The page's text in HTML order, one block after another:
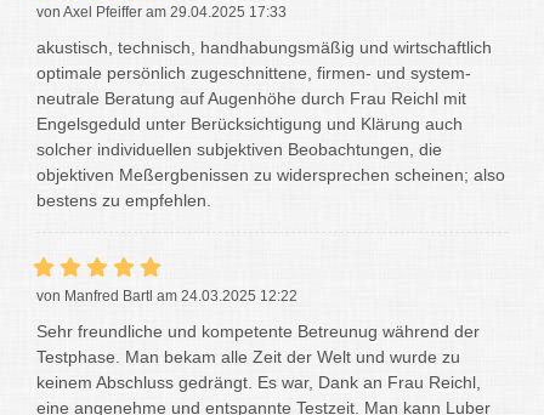
von Axel Pfeiffer am 29.04.2025 17:33
akustisch, technisch, handhabungsmäßig und wirtschaftlich
optimale persönlich zugeschnittene, firmen- und system-
neutrale Beratung auf Augenhöhe durch Frau Reichl mit
Engelsgeduld unter Berücksichtigung und Klärung auch
solcher individuellen subjektiven Beobachtungen, die
objektiven Meßergbenissen zu widersprechen scheinen; also
bestens zu empfehlen.
von Manfred Bartl am 24.03.2025 12:22
Sehr freundliche und kompetente Betreunug während der
Testphase. Man bekam alle Zeit der Welt und wurde zu
keinem Abschluss gedrängt. Es war, Dank an Frau Reichl,
eine angenehme und entspannte Testzeit. Man kann Luber